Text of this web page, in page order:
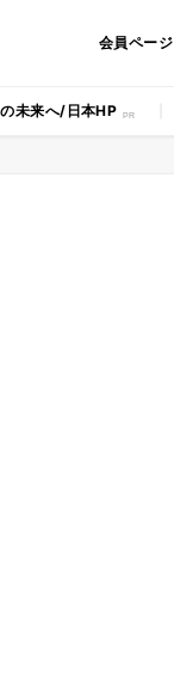
会員ページ
未来へ/日本HP